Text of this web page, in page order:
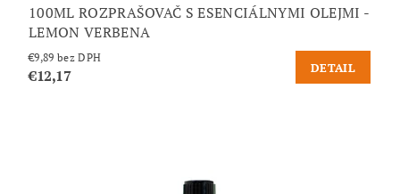
100ML ROZPRAŠOVAČ S ESENCIÁLNYMI OLEJMI -
LEMON VERBENA
€9,89 bez DPH
€12,17 DETAIL